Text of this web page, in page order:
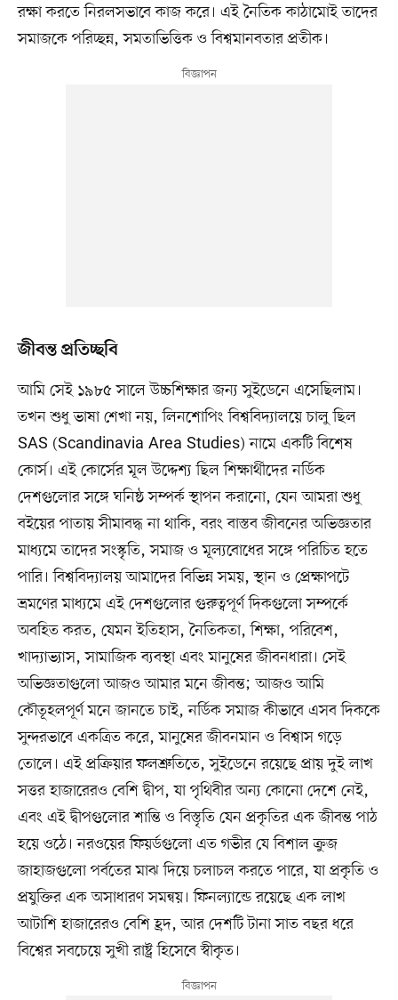
রক্ষা করতে নিরলসভাবে কাজ করে। এই নৈতিক কাঠামোই তাদের
সমাজকে পরিচ্ছন্ন, সমতাভিত্তিক ও বিশ্বমানবতার প্রতীক।
জীবন্ত প্রতিচ্ছবি
আমি সেই ১৯৮৫ সালে উচ্চশিক্ষার জন্য সুইডেনে এসেছিলাম।
তখন শুধু ভাষা শেখা নয়, লিনশোপিং বিশ্ববিদ্যালয়ে চালু ছিল
SAS (Scandinavia Area Studies) নামে একটি বিশেষ
কোর্স। এই কোর্সের মূল উদ্দেশ্য ছিল শিক্ষার্থীদের নর্ডিক
দেশগুলোর সঙ্গে ঘনিষ্ঠ সম্পর্ক স্থাপন করানো, যেন আমরা শুধু
বইয়ের পাতায় সীমাবদ্ধ না থাকি, বরং বাস্তব জীবনের অভিজ্ঞতার
মাধ্যমে তাদের সংস্কৃতি, সমাজ ও মূল্যবোধের সঙ্গে পরিচিত হতে
পারি। বিশ্ববিদ্যালয় আমাদের বিভিন্ন সময়, স্থান ও প্রেক্ষাপটে
ভ্রমণের মাধ্যমে এই দেশগুলোর গুরুত্বপূর্ণ দিকগুলো সম্পর্কে
অবহিত করত, যেমন ইতিহাস, নৈতিকতা, শিক্ষা, পরিবেশ,
খাদ্যাভ্যাস, সামাজিক ব্যবস্থা এবং মানুষের জীবনধারা। সেই
অভিজ্ঞতাগুলো আজও আমার মনে জীবন্ত; আজও আমি
কৌতূহলপূর্ণ মনে জানতে চাই, নর্ডিক সমাজ কীভাবে এসব দিককে
সুন্দরভাবে একত্রিত করে, মানুষের জীবনমান ও বিশ্বাস গড়ে
তোলে। এই প্রক্রিয়ার ফলশ্রুতিতে, সুইডেনে রয়েছে প্রায় দুই লাখ
সত্তর হাজারেরও বেশি দ্বীপ, যা পৃথিবীর অন্য কোনো দেশে নেই,
এবং এই দ্বীপগুলোর শান্তি ও বিস্তৃতি যেন প্রকৃতির এক জীবন্ত পাঠ
হয়ে ওঠে। নরওয়ের ফিয়র্ডগুলো এত গভীর যে বিশাল ক্রুজ
জাহাজগুলো পর্বতের মাঝ দিয়ে চলাচল করতে পারে, যা প্রকৃতি ও
প্রযুক্তির এক অসাধারণ সমন্বয়। ফিনল্যান্ডে রয়েছে এক লাখ
আটাশি হাজারেরও বেশি হ্রদ, আর দেশটি টানা সাত বছর ধরে
বিশ্বের সবচেয়ে সুখী রাষ্ট্র হিসেবে স্বীকৃত।